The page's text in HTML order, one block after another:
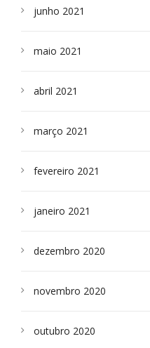
junho 2021
maio 2021
abril 2021
março 2021
fevereiro 2021
janeiro 2021
dezembro 2020
novembro 2020
outubro 2020